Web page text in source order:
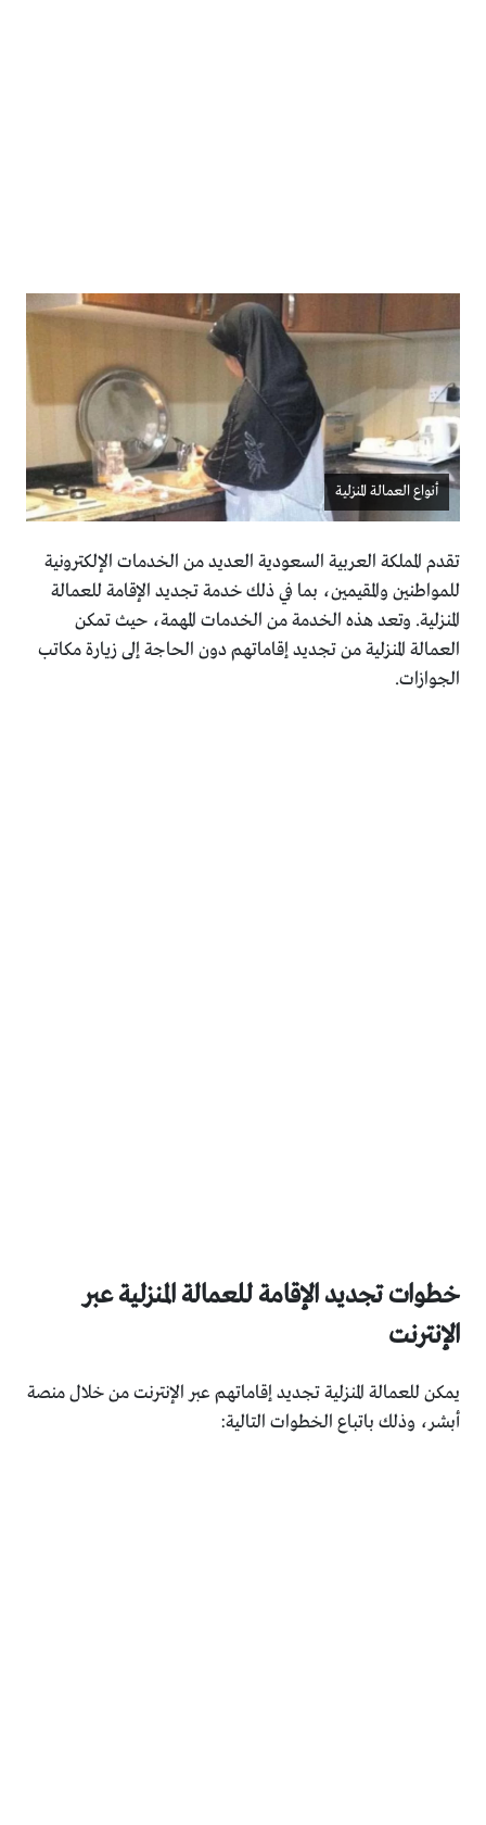
أنواع العمالة المنزلية
تقدم المملكة العربية السعودية العديد من الخدمات الإلكترونية
للمواطنين والمقيمين، بما في ذلك خدمة تجديد الإقامة للعمالة
المنزلية. وتعد هذه الخدمة من الخدمات المهمة، حيث تمكن
العمالة المنزلية من تجديد إقاماتهم دون الحاجة إلى زيارة مكاتب
الجوازات.
خطوات تجديد الإقامة للعمالة المنزلية عبر
الإنترنت
يمكن للعمالة المنزلية تجديد إقاماتهم عبر الإنترنت من خلال منصة
أبشر، وذلك باتباع الخطوات التالية: